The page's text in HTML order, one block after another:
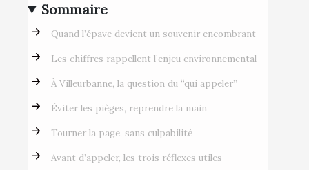
Sommaire
Quand l’épave devient un souvenir encombrant
Les chiffres rappellent l’enjeu environnemental
À Villeurbanne, la question du “qui appeler”
Éviter les pièges, reprendre la main
Tourner la page, sans culpabilité
Avant d’appeler, les trois réflexes utiles